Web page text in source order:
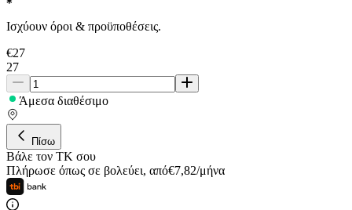
Ισχύουν όροι & προϋποθέσεις.
€27
27
Άμεσα διαθέσιμο
Πίσω
Βάλε τον ΤΚ σου
Πλήρωσε όπως σε βολεύει, από€7,82/μήνα